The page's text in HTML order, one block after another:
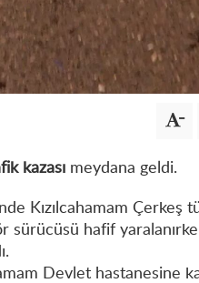
kazası meydana geldi.
Kızılcahamam Çerkeş
sürücüsü hafif
Devlet hastanesine